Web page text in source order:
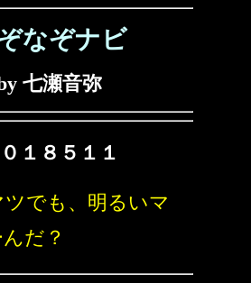
なぞナビ
七瀬音弥
０１８５１１
でも、明るいマ
だ？